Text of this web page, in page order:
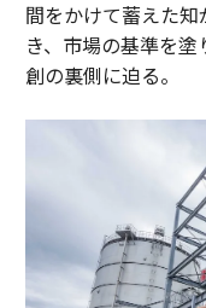
間をかけて蓄えた
き、市場の基準を
創の裏側に迫る。